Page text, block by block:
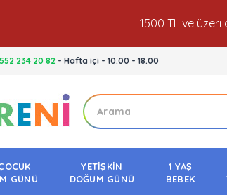
1500 TL ve üzeri
234 20 82 - Hafta içi - 10.00 - 18.00
GÜNÜ
YETİŞKİN
DOĞUM GÜNÜ
1 YAŞ
BEBEK